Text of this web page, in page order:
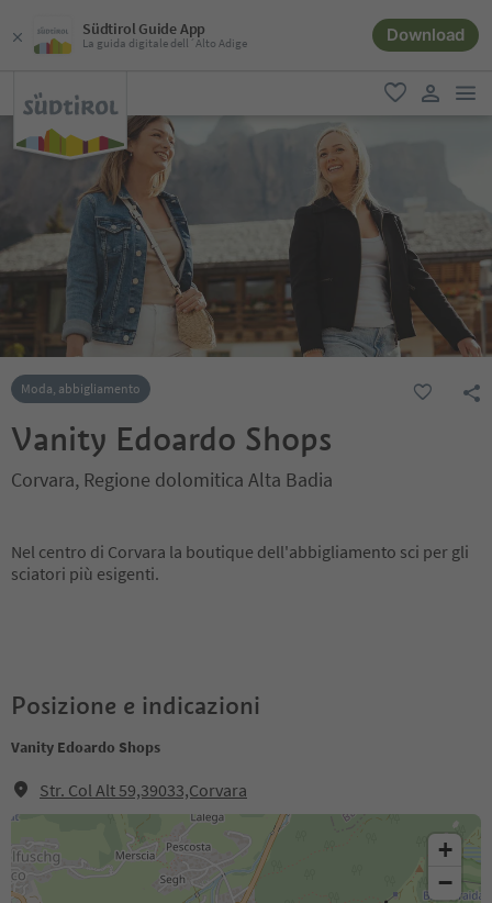
Südtirol Guide App
La guida digitale dell´Alto Adige Download
favoriti
user link
Moda, abbigliamento
Vanity Edoardo Shops
Corvara, Regione dolomitica Alta Badia
Nel centro di Corvara la boutique dell'abbigliamento sci per gli
sciatori più esigenti.
Posizione e indicazioni
Vanity Edoardo Shops
Str. Col Alt 59,39033,Corvara
+
−